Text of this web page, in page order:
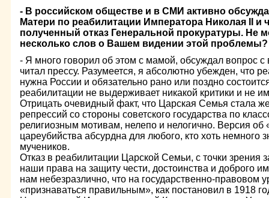
- В российском обществе и в СМИ активно
Матери по реабилитации Императора Николая II и
полученный отказ Генеральной прокуратуры. Не
несколько слов о Вашем видении этой проблемы?
- Я много говорил об этом с мамой, обсуждал вопрос
читал прессу. Разумеется, я абсолютно убежден, что
нужна России и обязательно рано или поздно
реабилитации не выдерживает никакой критики и не
Отрицать очевидный факт, что Царская Семья стала
репрессий со стороны советского государства по
религиозным мотивам, нелепо и нелогично. Версия об
цареубийства абсурдна для любого, кто хоть немного
мучеников.
Отказ в реабилитации Царской Семьи, с точки зрения
наши права на защиту чести, достоинства и доброго
нам небезразлично, что на государственно-правовом
«признаваться правильным», как постановил в 1918